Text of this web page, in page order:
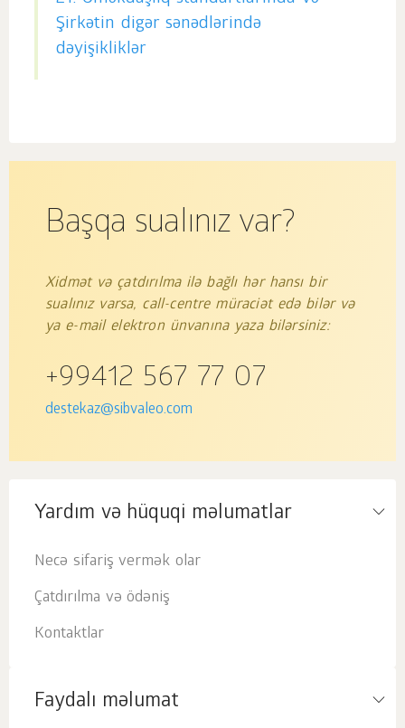
Şirkətin digər sənədlərində
dəyişikliklər
Başqa sualınız var?
Xidmət və çatdırılma ilə bağlı hər hansı bir
sualınız varsa, call-centre müraciət edə bilər və
ya e-mail elektron ünvanına yaza bilərsiniz:
+99412 567 77 07
destekaz@sibvaleo.com
Yardım və hüquqi məlumatlar
Necə sifariş vermək olar
Çatdırılma və ödəniş
Kontaktlar
Faydalı məlumat